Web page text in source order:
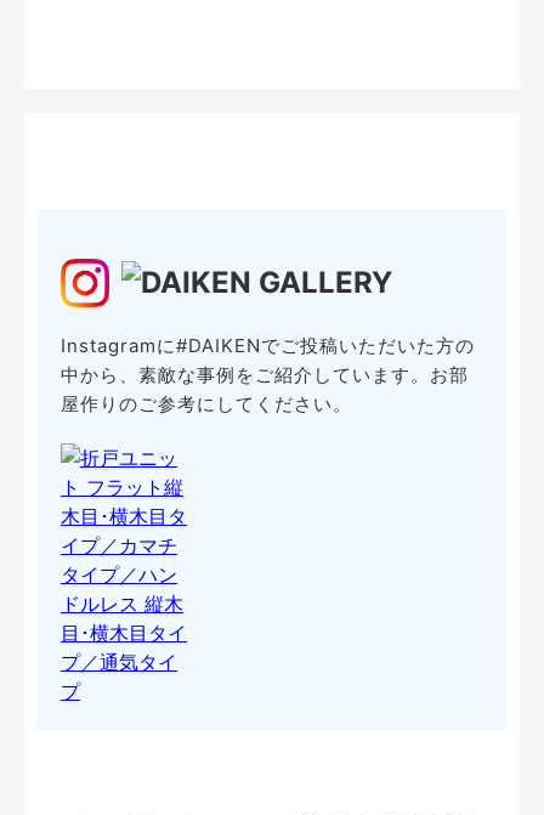
Instagramに#DAIKENでご投稿いただいた方の
中から、素敵な事例をご紹介しています。お部
屋作りのご参考にしてください。